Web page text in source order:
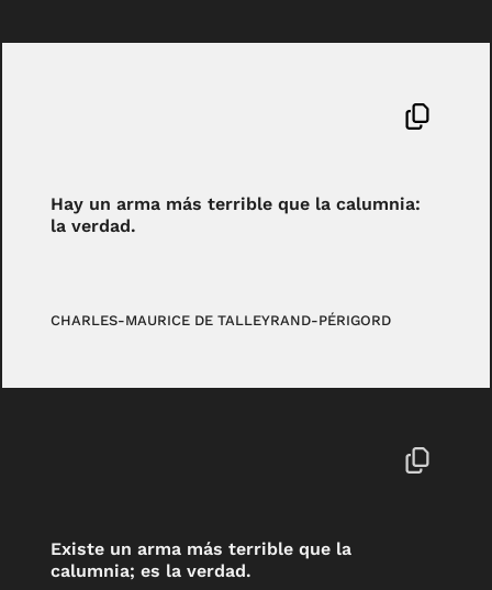
Hay un arma más terrible que la calumnia:
la verdad.
CHARLES-MAURICE DE TALLEYRAND-PÉRIGORD
Existe un arma más terrible que la
calumnia; es la verdad.